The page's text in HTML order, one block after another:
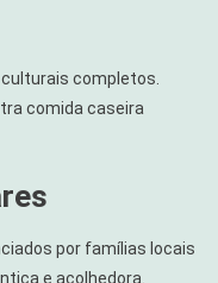
completos.
comida caseira
por famílias locais
e acolhedora.